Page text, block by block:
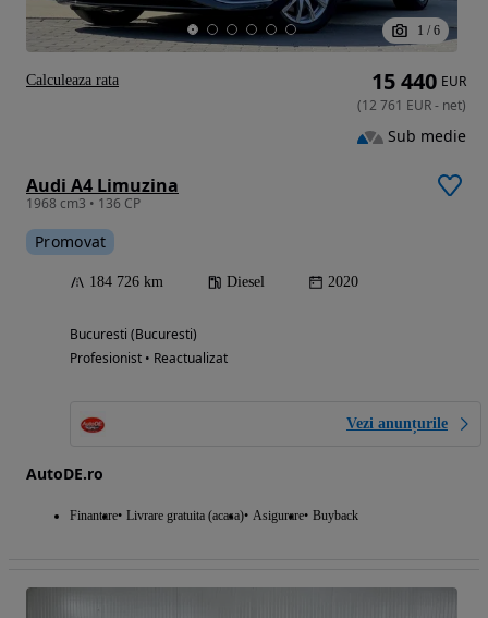
1 / 6
Audi A4 Limuzina
1968 cm3 • 136 CP
Promovat
184 726 km Diesel 2020
Bucuresti (Bucuresti)
Profesionist • Reactualizat
Vezi anunțurile
AutoDE.ro
Finantare Livrare gratuita (acasa) Asigurare Buyback
15 440 EUR
(12 761 EUR- net)
Sub medie
Calculeaza rata